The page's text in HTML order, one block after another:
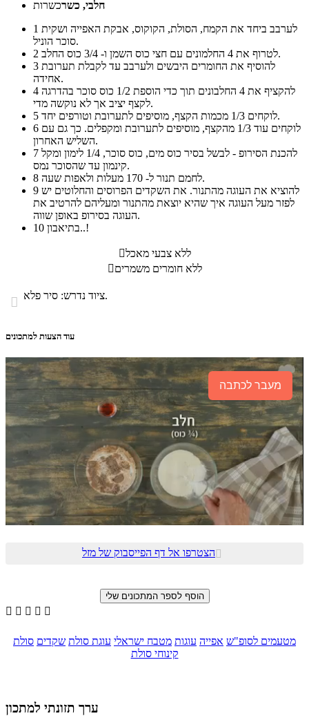
חלבי, כשרכשרות
1
סוכר הוניל.
2
לטרוף את 4 החלמונים עם חצי כוס השמן ו- 3/4 כוס החלב.
3
אחידה.
4
לקצף יציב אך לא נוקשה מדי.
5
לוקחים 1/3 מכמות הקצף, מוסיפים לתערובת וטורפים יחד.
6
השליש האחרון.
7
קינמון עד שהסוכר נמס.
8
לחמם תנור ל- 170 מעלות ולאפות שעה.
9
לפזר מעל העוגה איך שהיא יוצאת מהתנור ומעליהם להרטיב את
העוגה בסירופ באופן שווה.
10
בתיאבון..!
ללא צבעי מאכל
ללא חומרים משמרים
 ציוד נדרש: סיר פלא.
עוד הצעות למתכונים
מעבר לכתבה
הצטרפו אל דף הפייסבוק של מזל
    
מטעמים לסופ"ש אפייה עוגות מטבח ישראלי עוגת סולת שקדים סולת
קינוחי סולת
ערך תזונתי למתכון